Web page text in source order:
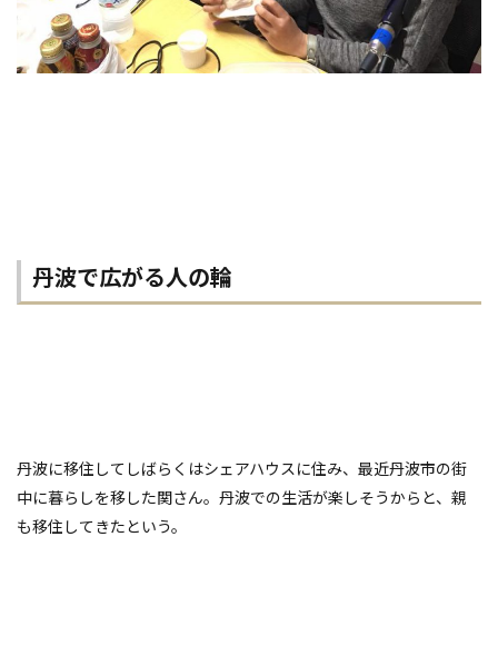
丹波で広がる人の輪
丹波に移住してしばらくはシェアハウスに住み、最近丹波市の街
中に暮らしを移した関さん。丹波での生活が楽しそうからと、親
も移住してきたという。